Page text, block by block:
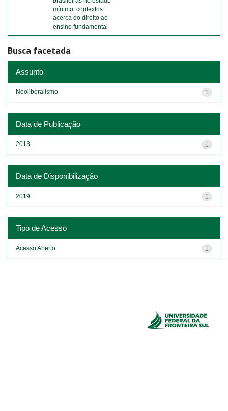
mínimo: contextos
acerca do direito ao
ensino fundamental
Busca facetada
Assunto
1
Neoliberalismo
Data de Publicação
1
2013
Data de Disponibilização
1
2019
Tipo de Acesso
1
Acesso Aberto